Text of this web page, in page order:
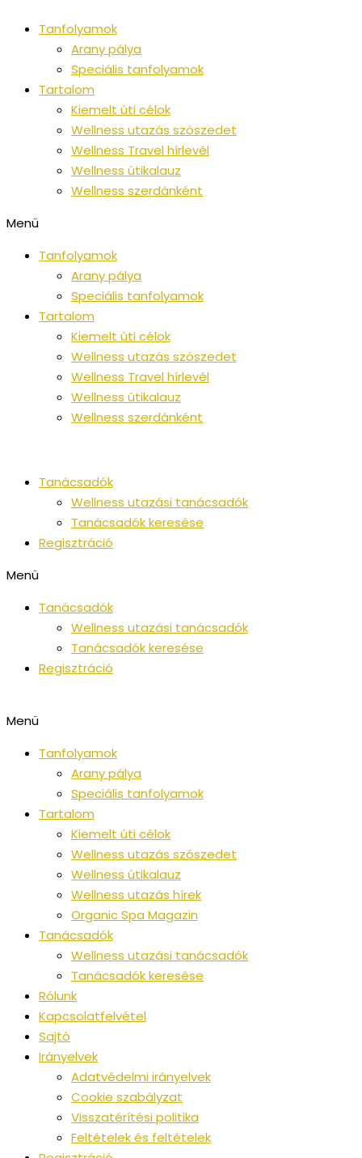
tartalomra
Tanfolyamok
Arany pálya
Speciális tanfolyamok
Tartalom
Kiemelt úti célok
Wellness utazás szószedet
Wellness Travel hírlevél
Wellness útikalauz
Wellness szerdánként
Menü
Tanfolyamok
Arany pálya
Speciális tanfolyamok
Tartalom
Kiemelt úti célok
Wellness utazás szószedet
Wellness Travel hírlevél
Wellness útikalauz
Wellness szerdánként
Tanácsadók
Wellness utazási tanácsadók
Tanácsadók keresése
Regisztráció
Menü
Tanácsadók
Wellness utazási tanácsadók
Tanácsadók keresése
Regisztráció
Menü
Tanfolyamok
Arany pálya
Speciális tanfolyamok
Tartalom
Kiemelt úti célok
Wellness utazás szószedet
Wellness útikalauz
Wellness utazás hírek
Organic Spa Magazin
Tanácsadók
Wellness utazási tanácsadók
Tanácsadók keresése
Rólunk
Kapcsolatfelvétel
Sajtó
Irányelvek
Adatvédelmi irányelvek
Cookie szabályzat
Visszatérítési politika
Feltételek és feltételek